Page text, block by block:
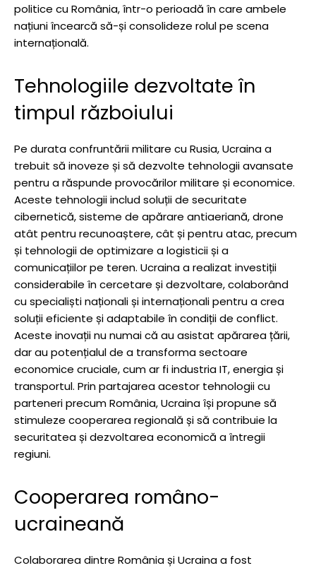
politice cu România, într-o perioadă în care ambele
națiuni încearcă să-și consolideze rolul pe scena
internațională.
Tehnologiile dezvoltate în
timpul războiului
Pe durata confruntării militare cu Rusia, Ucraina a
trebuit să inoveze și să dezvolte tehnologii avansate
pentru a răspunde provocărilor militare și economice.
Aceste tehnologii includ soluții de securitate
cibernetică, sisteme de apărare antiaeriană, drone
atât pentru recunoaștere, cât și pentru atac, precum
și tehnologii de optimizare a logisticii și a
comunicațiilor pe teren. Ucraina a realizat investiții
considerabile în cercetare și dezvoltare, colaborând
cu specialiști naționali și internaționali pentru a crea
soluții eficiente și adaptabile în condiții de conflict.
Aceste inovații nu numai că au asistat apărarea țării,
dar au potențialul de a transforma sectoare
economice cruciale, cum ar fi industria IT, energia și
transportul. Prin partajarea acestor tehnologii cu
parteneri precum România, Ucraina își propune să
stimuleze cooperarea regională și să contribuie la
securitatea și dezvoltarea economică a întregii
regiuni.
Cooperarea româno-
ucraineană
Colaborarea dintre România și Ucraina a fost